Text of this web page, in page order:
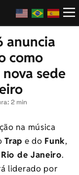
anuncia
como
sede
2 min
na música
Trap e do Funk,
de Janeiro.
liderado por